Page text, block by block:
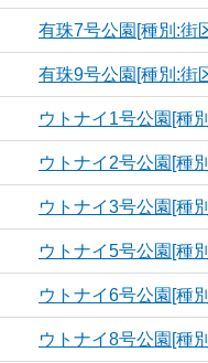
有珠7号公園[種別:街
有珠9号公園[種別:街
ウトナイ1号公園[種
ウトナイ2号公園[種
ウトナイ3号公園[種
ウトナイ5号公園[種
ウトナイ6号公園[種
ウトナイ8号公園[種